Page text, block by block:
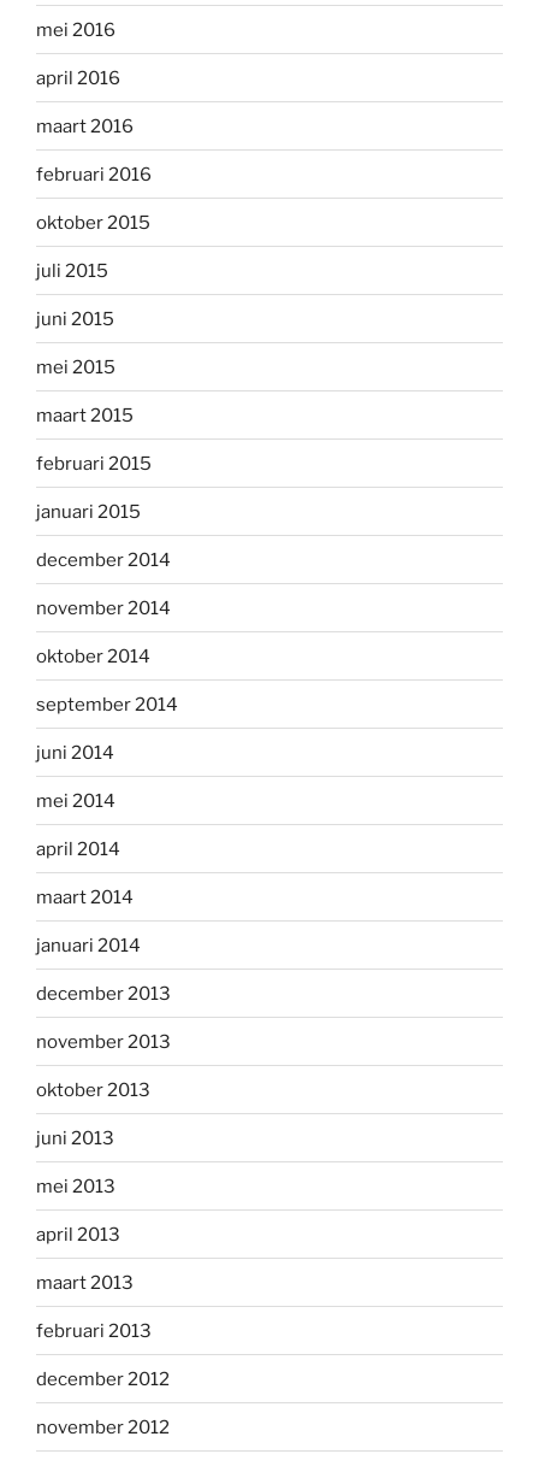
mei 2016
april 2016
maart 2016
februari 2016
oktober 2015
juli 2015
juni 2015
mei 2015
maart 2015
februari 2015
januari 2015
december 2014
november 2014
oktober 2014
september 2014
juni 2014
mei 2014
april 2014
maart 2014
januari 2014
december 2013
november 2013
oktober 2013
juni 2013
mei 2013
april 2013
maart 2013
februari 2013
december 2012
november 2012